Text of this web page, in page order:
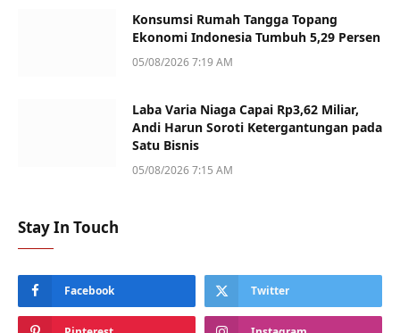
Konsumsi Rumah Tangga Topang
Ekonomi Indonesia Tumbuh 5,29 Persen
05/08/2026 7:19 AM
Laba Varia Niaga Capai Rp3,62 Miliar,
Andi Harun Soroti Ketergantungan pada
Satu Bisnis
05/08/2026 7:15 AM
Stay In Touch
Facebook Twitter